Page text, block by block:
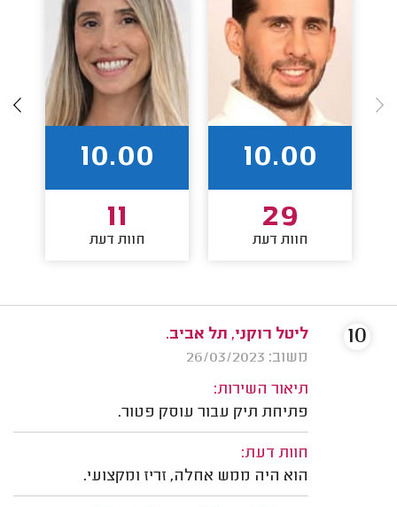
10.00
29
חוות דעת
10.00
11
חוות דעת
ליטל רוקני, תל אביב.
משוב: 26/03/2023
תיאור השירות:
פתיחת תיק עבור עוסק פטור.
חוות דעת:
הוא היה ממש אחלה, זריז ומקצועי.
10